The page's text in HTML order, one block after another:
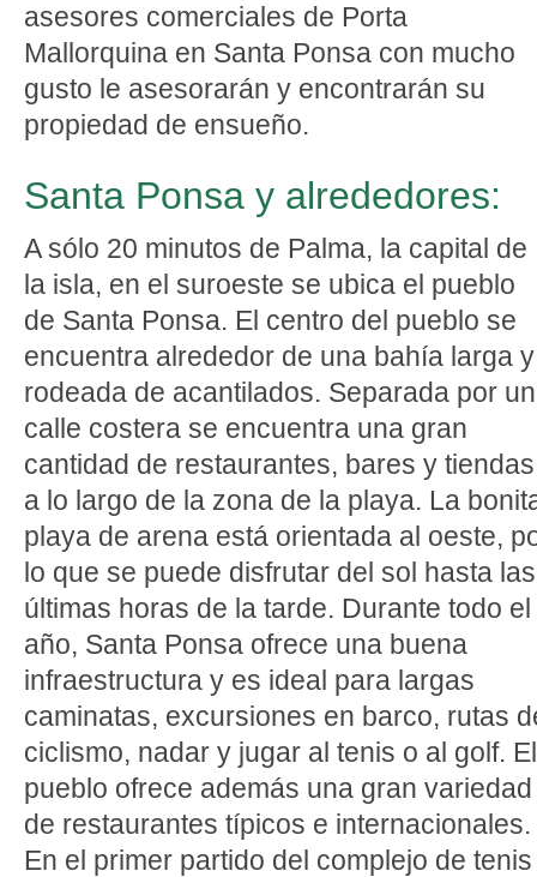
asesores comerciales de Porta
Mallorquina en Santa Ponsa con mucho
gusto le asesorarán y encontrarán su
propiedad de ensueño.
Santa Ponsa y alrededores:
A sólo 20 minutos de Palma, la capital de
la isla, en el suroeste se ubica el pueblo
de Santa Ponsa. El centro del pueblo se
encuentra alrededor de una bahía larga y
rodeada de acantilados. Separada por
calle costera se encuentra una gran
cantidad de restaurantes, bares y tiendas
a lo largo de la zona de la playa. La
playa de arena está orientada al oeste,
lo que se puede disfrutar del sol hasta las
últimas horas de la tarde. Durante todo el
año, Santa Ponsa ofrece una buena
infraestructura y es ideal para largas
caminatas, excursiones en barco, rutas
ciclismo, nadar y jugar al tenis o al golf. El
pueblo ofrece además una gran variedad
de restaurantes típicos e internacionales.
En el primer partido del complejo de tenis